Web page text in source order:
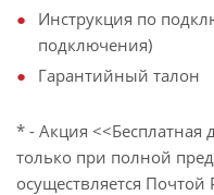
Инструкция по
подключения)
Гарантийный талон
* - Акция <<Бесплатная
только при полной
осуществляется Почтой